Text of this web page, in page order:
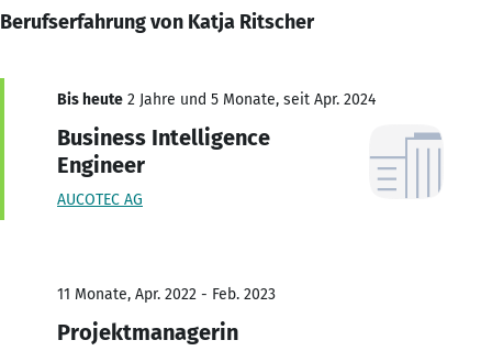
Berufserfahrung von Katja Ritscher
Bis heute 2 Jahre und 5 Monate, seit Apr. 2024
Business Intelligence
Engineer
AUCOTEC AG
11 Monate, Apr. 2022 - Feb. 2023
Projektmanagerin